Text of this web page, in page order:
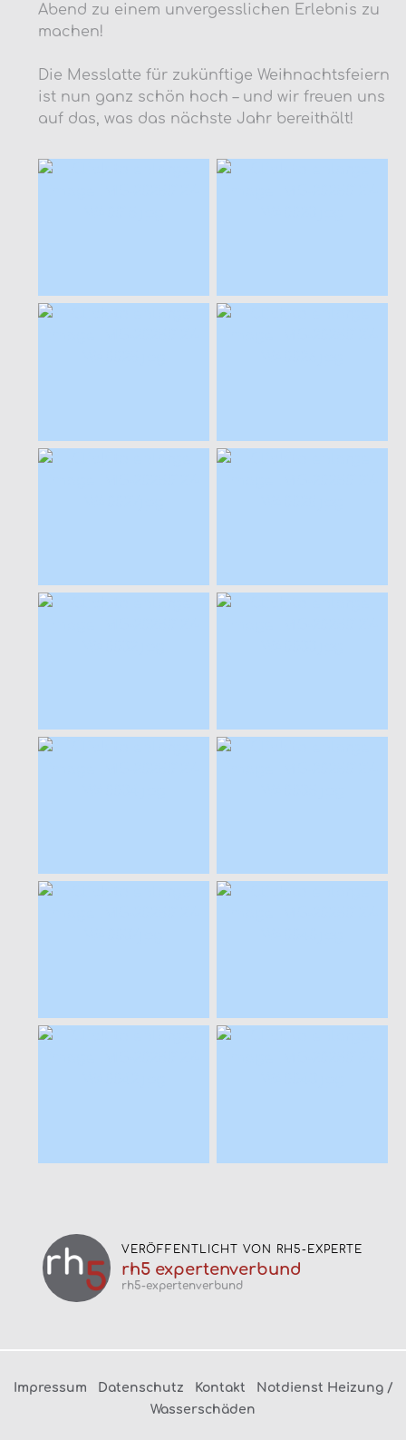
Abend zu einem unvergesslichen Erlebnis zu
machen!
Die Messlatte für zukünftige Weihnachtsfeiern
ist nun ganz schön hoch – und wir freuen uns
auf das, was das nächste Jahr bereithält!
VERÖFFENTLICHT VON RH5-EXPERTE
rh5 expertenverbund
rh5-expertenverbund
Impressum Datenschutz Kontakt
Notdienst Heizung /
Wasserschäden